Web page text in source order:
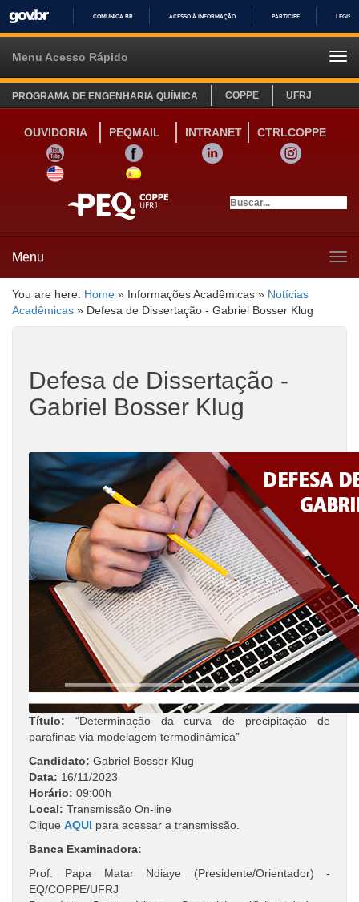
IR
COMUNICA BR ACESSO À INFORMAÇÃO PARTICIPE
Menu Acesso Rápido
PROGRAMA DE ENGENHARIA QUÍMICA COPPE UFRJ
OUVIDORIA PEQMAIL INTRANET
CTRLCOPPE
YOUTUBE
FACEBOOK LINKEDIN
INSTAGRAM
SITE INGLÊS
LINK SITE ESPANHOL
Menu
You are here: Home » Informações Acadêmicas » Notícias
Acadêmicas » Defesa de Dissertação - Gabriel Bosser Klug
Defesa de Dissertação -
Gabriel Bosser Klug
Título: “Determinação da curva de precipitação de
parafinas via modelagem termodinâmica”
Candidato: Gabriel Bosser Klug
Data: 16/11/2023
Horário: 09:00h
Local: Transmissão On-line
Clique AQUI para acessar a transmissão.
Banca Examinadora:
Prof. Papa Matar Ndiaye (Presidente/Orientador) -
EQ/COPPE/UFRJ